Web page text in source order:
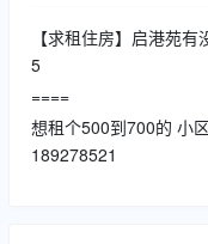
【求租住房】启港苑
5
====
想租个500到700的 小
189278521